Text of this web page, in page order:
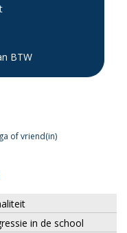
BTW
of vriend(in)
in de school